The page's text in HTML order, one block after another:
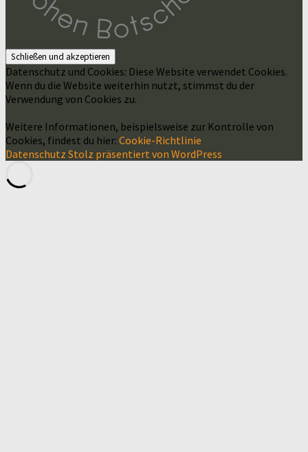
Datenschutz und Cookies: Diese Website verwendet Cookies.
Wenn du die Website weiterhin nutzt, stimmst du der
Verwendung von Cookies zu.
Weitere Informationen, beispielsweise zur Kontrolle von
Cookies, findest du hier: Cookie-Richtlinie
Datenschutz Stolz präsentiert von WordPress